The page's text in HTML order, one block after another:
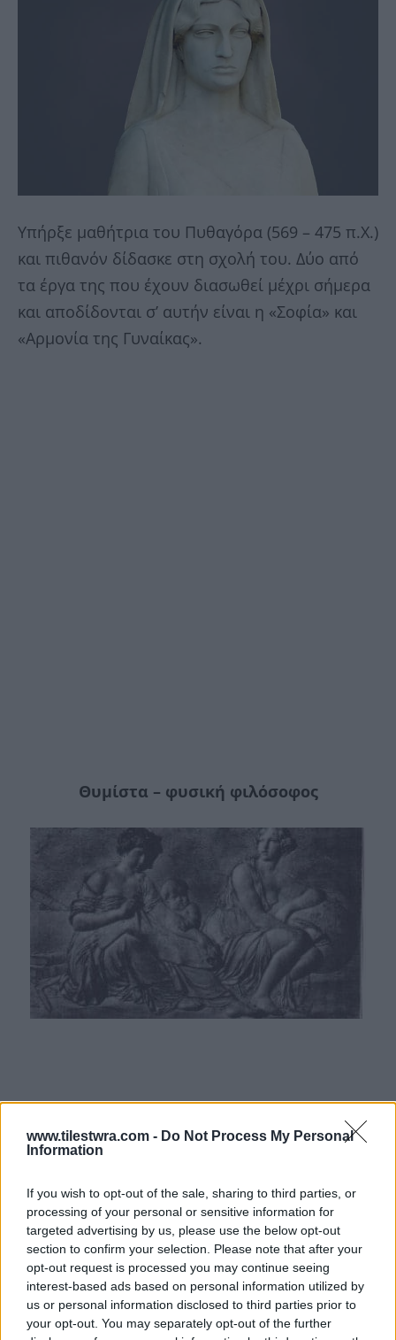
www.tilestwra.com - Do Not Process My Personal
Information
If you wish to opt-out of the sale, sharing to third parties, or
processing of your personal or sensitive information for
targeted advertising by us, please use the below opt-out
section to confirm your selection. Please note that after your
opt-out request is processed you may continue seeing
interest-based ads based on personal information utilized by
us or personal information disclosed to third parties prior to
your opt-out. You may separately opt-out of the further
Υπήρξε µαθήτρια του Πυθαγόρα (569 – 475 π.Χ.)
και πιθανόν δίδασκε στη σχολή του. ∆ύο από
τα έργα της που έχουν διασωθεί µέχρι σήµερα
και αποδίδονται σ’ αυτήν είναι η «Σοφία» και
«Αρµονία της Γυναίκας».
Θυµίστα – φυσική φιλόσοφος